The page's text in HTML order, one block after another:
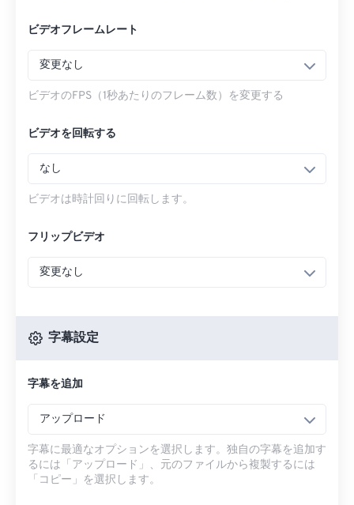
ビデオフレームレート
変更なし
ビデオのFPS（1秒あたりのフレーム数）を変更する
ビデオを回転する
なし
ビデオは時計回りに回転します。
フリップビデオ
変更なし
字幕設定
字幕を追加
アップロード
字幕に最適なオプションを選択します。独自の字幕を追加す
るには「アップロード」、元のファイルから複製するには
「コピー」を選択します。